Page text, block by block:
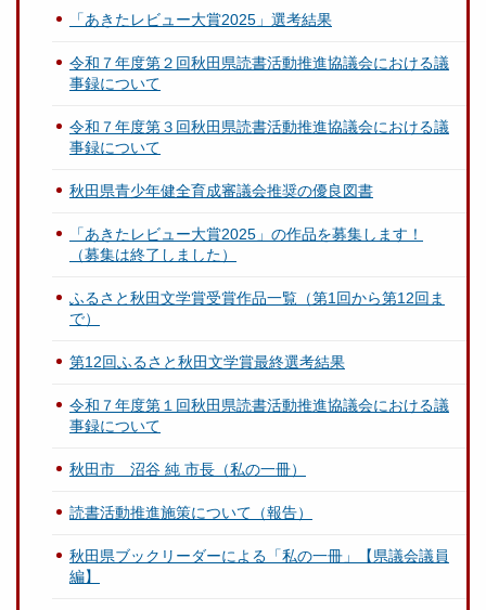
「あきたレビュー大賞2025」選考結果
令和７年度第２回秋田県読書活動推進協議会における議
事録について
令和７年度第３回秋田県読書活動推進協議会における議
事録について
秋田県青少年健全育成審議会推奨の優良図書
「あきたレビュー大賞2025」の作品を募集します！
（募集は終了しました）
ふるさと秋田文学賞受賞作品一覧（第1回から第12回ま
で）
第12回ふるさと秋田文学賞最終選考結果
令和７年度第１回秋田県読書活動推進協議会における議
事録について
秋田市 沼谷 純 市長（私の一冊）
読書活動推進施策について（報告）
秋田県ブックリーダーによる「私の一冊」【県議会議員
編】